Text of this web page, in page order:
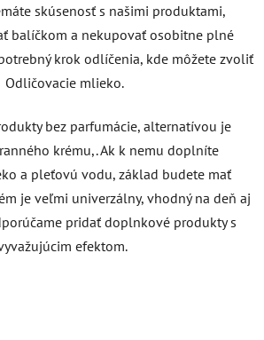
skúsenosť s našimi produktami,
balíčkom a nekupovať osobitne plné
krok odlíčenia, kde môžete zvoliť
Odličovacie mlieko.
bez parfumácie, alternatívou je
krému,. Ak k nemu doplníte
a pleťovú vodu, základ budete mať
je veľmi univerzálny, vhodný na deň aj
pridať doplnkové produkty s
efektom.